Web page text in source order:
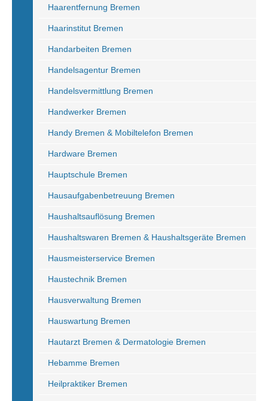
Haarentfernung Bremen
Haarinstitut Bremen
Handarbeiten Bremen
Handelsagentur Bremen
Handelsvermittlung Bremen
Handwerker Bremen
Handy Bremen & Mobiltelefon Bremen
Hardware Bremen
Hauptschule Bremen
Hausaufgabenbetreuung Bremen
Haushaltsauflösung Bremen
Haushaltswaren Bremen & Haushaltsgeräte Bremen
Hausmeisterservice Bremen
Haustechnik Bremen
Hausverwaltung Bremen
Hauswartung Bremen
Hautarzt Bremen & Dermatologie Bremen
Hebamme Bremen
Heilpraktiker Bremen